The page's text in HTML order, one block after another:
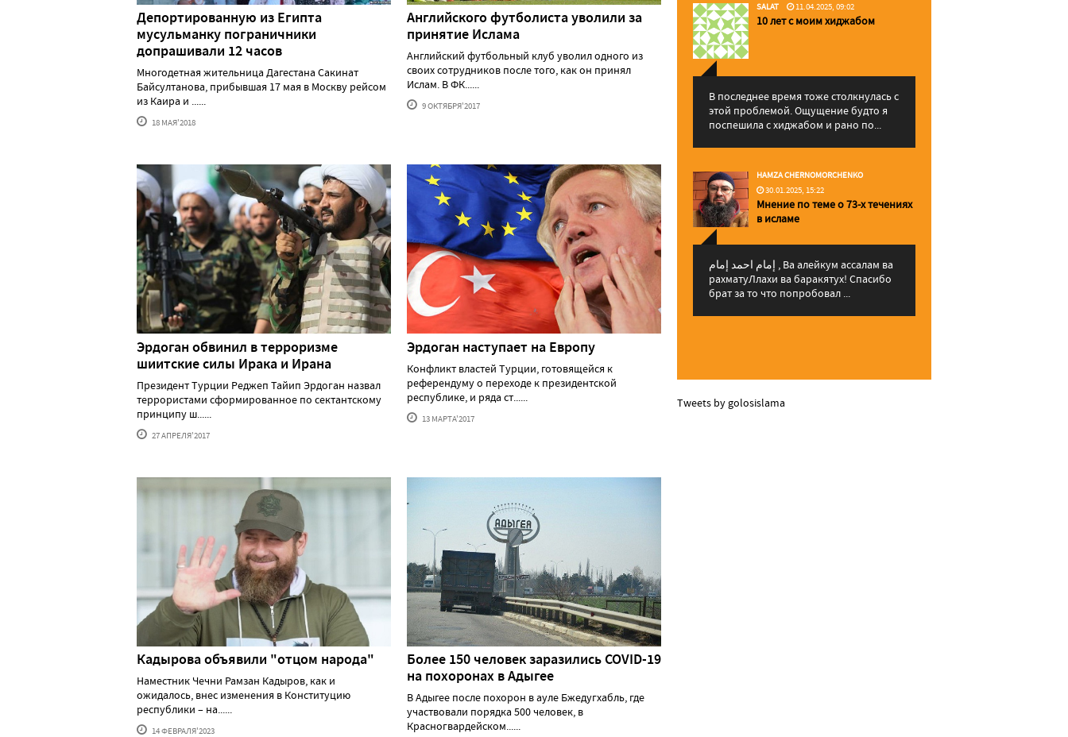
Депортированную из Египта
мусульманку пограничники
допрашивали 12 часов
Многодетная жительница Дагестана Сакинат
Байсултанова, прибывшая 17 мая в Москву рейсом
из Каира и ......
18 МАЯ'2018
Английского футболиста уволили за
принятие Ислама
Английский футбольный клуб уволил одного из
своих сотрудников после того, как он принял
Ислам. В ФК......
9 ОКТЯБРЯ'2017
Эрдоган обвинил в терроризме
шиитские силы Ирака и Ирана
Президент Турции Реджеп Тайип Эрдоган назвал
террористами сформированное по сектантскому
принципу ш......
27 АПРЕЛЯ'2017
Эрдоган наступает на Европу
Конфликт властей Турции, готовящейся к
референдуму о переходе к президентской
республике, и ряда ст......
13 МАРТА'2017
Кадырова объявили "отцом народа"
Наместник Чечни Рамзан Кадыров, как и
ожидалось, внес изменения в Конституцию
республики – на......
14 ФЕВРАЛЯ'2023
Более 150 человек заразились COVID-19
на похоронах в Адыгее
В Адыгее после похорон в ауле Бжедугхабль, где
участвовали порядка 500 человек, в
Красногвардейском......
SALAT 11.04.2025, 09:02
10 лет с моим хиджабом
В последнее время тоже столкнулась с
этой проблемой. Ощущение будто я
поспешила с хиджабом и рано по...
HAMZA CHERNOMORCHENKO
30.01.2025, 15:22
Мнение по теме о 73-х течениях
в исламе
إمام احمد إمام , Ва алейкум ассалам ва
рахматуЛлахи ва баракятух! Спасибо
брат за то что попробовал ...
Tweets by golosislama